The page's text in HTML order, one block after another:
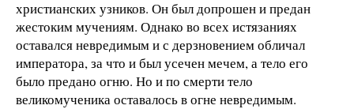
христианских узников. Он был допрошен и предан
жестоким мучениям. Однако во всех истязаниях
оставался невредимым и с дерзновением обличал
императора, за что и был усечен мечем, а тело его
было предано огню. Но и по смерти тело
великомученика оставалось в огне невредимым.